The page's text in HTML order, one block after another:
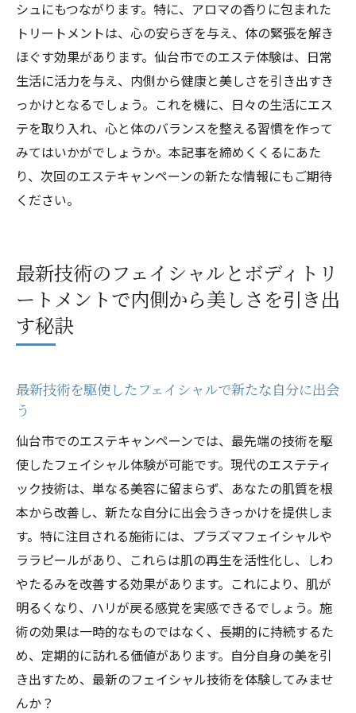
シュにもつながります。特に、アロマの香りに包まれた
トリートメントは、心の安らぎを与え、体の緊張を解き
ほぐす効果があります。仙台市でのエステ体験は、日常
生活に活力を与え、内側から健康と美しさを引き出すき
っかけとなるでしょう。これを機に、日々の生活にエス
テを取り入れ、心と体のバランスを整える習慣を作って
みてはいかがでしょうか。本記事を締めくくるにあた
り、次回のエステキャンペーンの新たな情報にもご期待
ください。
最新技術のフェイシャルとボディトリ
ートメントで内側から美しさを引き出
す秘訣
最新技術を駆使したフェイシャルで新たな自分に出会
う
仙台市でのエステキャンペーンでは、最先端の技術を駆
使したフェイシャル体験が可能です。現代のエステティ
ック技術は、単なる美容に留まらず、あなたの肌質を根
本から改善し、新たな自分に出会うきっかけを提供しま
す。特に注目される施術には、プラズマフェイシャルや
ララピールがあり、これらは肌の再生を活性化し、しわ
やたるみを改善する効果があります。これにより、肌が
明るくなり、ハリが戻る感覚を実感できるでしょう。施
術の効果は一時的なものではなく、長期的に持続するた
め、定期的に訪れる価値があります。自分自身の美を引
き出すため、最新のフェイシャル技術を体験してみませ
んか？